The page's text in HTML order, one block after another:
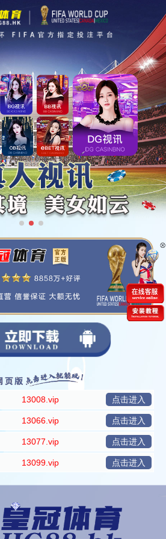
13008.vip 点击进入
13066.vip 点击进入
13077.vip 点击进入
13099.vip 点击进入